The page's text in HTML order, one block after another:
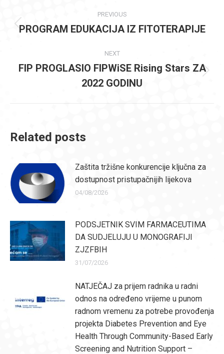
navigation
PREVIOUS
Previous
PROGRAM EDUKACIJA IZ FITOTERAPIJE
NEXT
post:
FIP PROGLASIO FIPWiSE Rising Stars ZA
2022 GODINU
Related posts
Zaštita tržišne konkurencije ključna za
dostupnost pristupačnijih lijekova
04/08/2026
PODSJETNIK SVIM FARMACEUTIMA
DA SUDJELUJU U MONOGRAFIJI
ZJZFBIH
31/07/2026
NATJEČAJ za prijem radnika u radni
odnos na određeno vrijeme u punom
radnom vremenu za potrebe provođenja
projekta Diabetes Prevention and Eye
Health Through Community-Based Early
Screening and Nutrition Support –